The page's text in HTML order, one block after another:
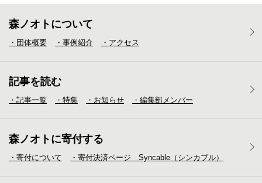
森ノオトについて
・団体概要 ・事例紹介 ・アクセス
記事を読む
・記事一覧 ・特集 ・お知らせ ・編集部メンバー
森ノオトに寄付する
・寄付について ・寄付決済ページ Syncable（シンカブル）